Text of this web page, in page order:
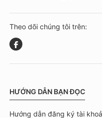
Theo dõi chúng tôi trên:
HƯỚNG DẪN BẠN ĐỌC
Hướng dẫn đăng ký tài